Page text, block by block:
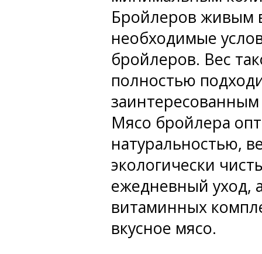
Бройлеров живым
необходимые
бройлеров. Вес
полностью
Мясо бройлера
натуральностью,
экологически
ежедневный уход,
витаминных
вкусное мясо.